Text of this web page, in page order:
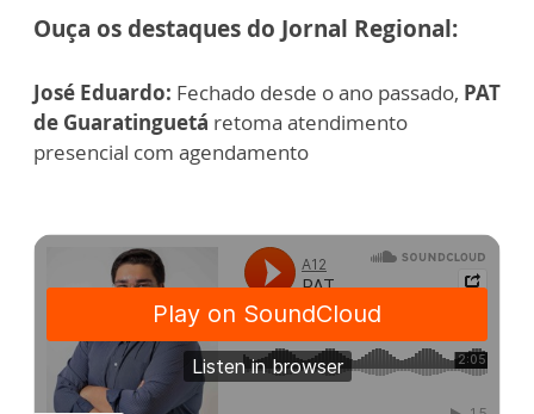
Ouça os destaques do Jornal Regional:
José Eduardo: Fechado desde o ano passado, PAT
de Guaratinguetá retoma atendimento
presencial com agendamento